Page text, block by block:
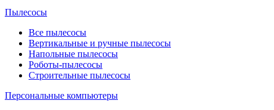
Пылесосы
Все пылесосы
Вертикальные и ручные пылесосы
Напольные пылесосы
Роботы-пылесосы
Строительные пылесосы
Персональные компьютеры